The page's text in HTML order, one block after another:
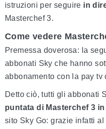
istruzioni per seguire in
Masterchef 3.
Come vedere
Premessa doverosa: la
abbonati Sky che hanno
abbonamento con la pay tv
Detto ciò, tutti gli abbonati
puntata di Masterchef 3
sito Sky Go: grazie infatti